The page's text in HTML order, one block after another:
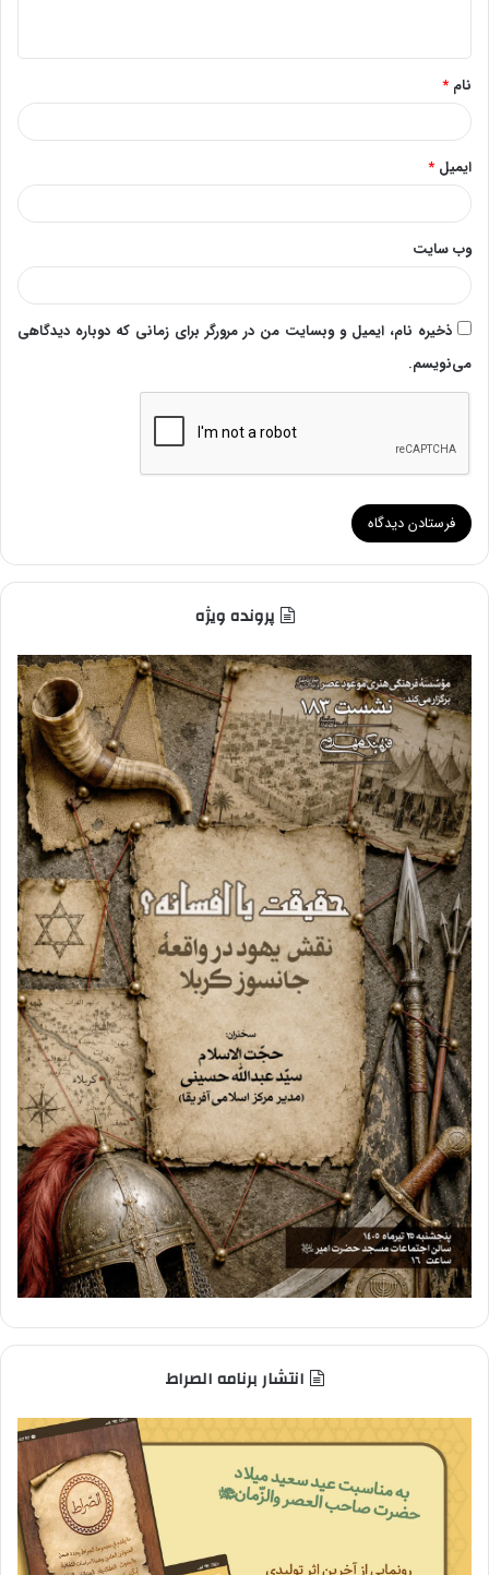
*
نام *
ایمیل *
وب‌ سایت
ذخیره نام، ایمیل و وبسایت من در مرورگر برای زمانی که دوباره دیدگاهی
می‌نویسم.
پرونده ویژه
انتشار برنامه الصراط